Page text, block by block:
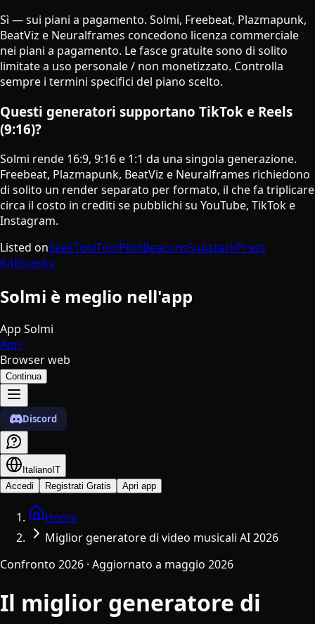
Sì — sui piani a pagamento. Solmi, Freebeat, Plazmapunk,
BeatViz e Neuralframes concedono licenza commerciale
nei piani a pagamento. Le fasce gratuite sono di solito
limitate a uso personale / non monetizzato. Controlla
sempre i termini specifici del piano scelto.
Questi generatori supportano TikTok e Reels
(9:16)?
Solmi rende 16:9, 9:16 e 1:1 da una singola generazione.
Freebeat, Plazmapunk, BeatViz e Neuralframes richiedono
di solito un render separato per formato, il che fa triplicare
circa il costo in crediti se pubblichi su YouTube, TikTok e
Instagram.
Listed onSeekToolToolPilotBeaconsSubstackPress
KitBluesky
Solmi è meglio nell'app
App Solmi
Apri
Browser web
Continua
Discord
Italiano IT
Accedi
Registrati Gratis Apri app
Home
Miglior generatore di video musicali AI 2026
Confronto 2026 · Aggiornato a maggio 2026
Il miglior generatore di